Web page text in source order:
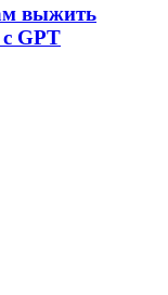
выжить
GPT